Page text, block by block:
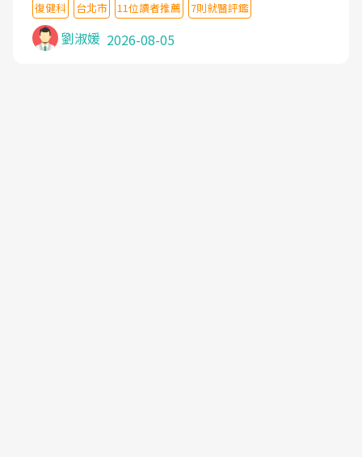
沒有用,後來連吃到嗎啡類止痛藥都效果有限,只是壓
症狀,沒多久就痛起來,多年失眠嚴重影響生活品質.
台灣親友介紹忠孝醫院杜育才主任是頸頭症候群專
復健科 台北市 11位讀者推薦 7則就醫評鑑
劉淑媛 2026-08-05